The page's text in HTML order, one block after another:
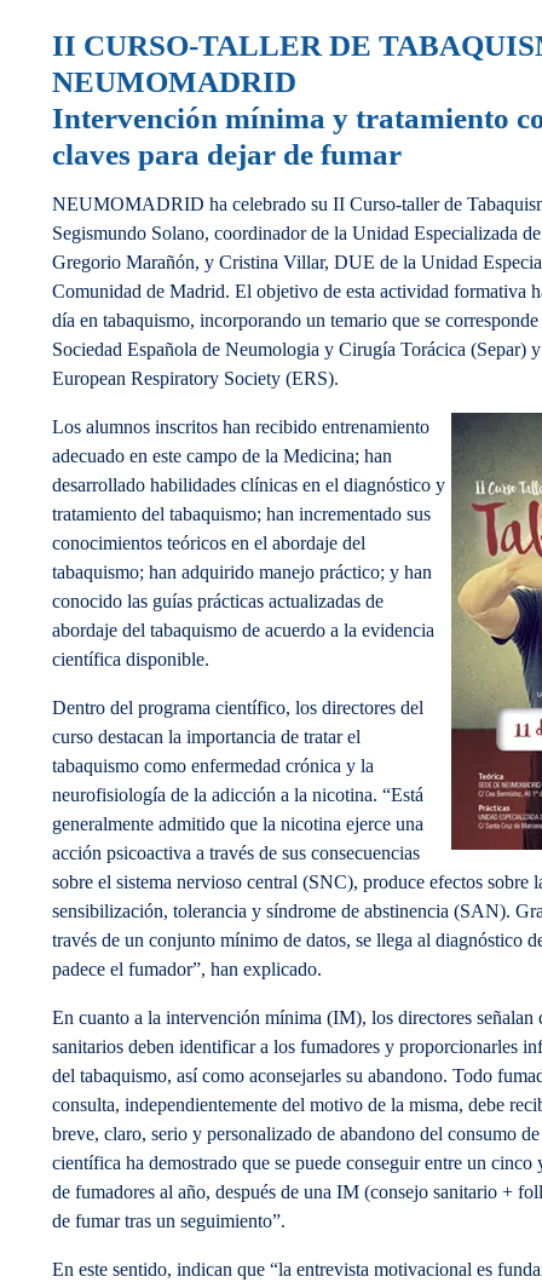
II CURSO-TALLER DE
NEUMOMADRID
Intervención mínima y tratamiento
claves para dejar de fumar
NEUMOMADRID ha celebrado su II Curso-taller de
Segismundo Solano, coordinador de la Unidad Especializada
Gregorio Marañón, y Cristina Villar, DUE de la Unidad
Comunidad de Madrid. El objetivo de esta actividad formativa
día en tabaquismo, incorporando un temario que se
Sociedad Española de Neumologia y Cirugía Torácica (Separ)
European Respiratory Society (ERS).
Los alumnos inscritos han recibido entrenamiento
adecuado en este campo de la Medicina; han
desarrollado habilidades clínicas en el diagnóstico y
tratamiento del tabaquismo; han incrementado sus
conocimientos teóricos en el abordaje del
tabaquismo; han adquirido manejo práctico; y han
conocido las guías prácticas actualizadas de
abordaje del tabaquismo de acuerdo a la evidencia
científica disponible.
Dentro del programa científico, los directores del
curso destacan la importancia de tratar el
tabaquismo como enfermedad crónica y la
neurofisiología de la adicción a la nicotina. “Está
generalmente admitido que la nicotina ejerce una
acción psicoactiva a través de sus consecuencias
sobre el sistema nervioso central (SNC), produce efectos sobre
sensibilización, tolerancia y síndrome de abstinencia (SAN).
través de un conjunto mínimo de datos, se llega al diagnóstico
padece el fumador”, han explicado.
En cuanto a la intervención mínima (IM), los directores señalan
sanitarios deben identificar a los fumadores y proporcionarles
del tabaquismo, así como aconsejarles su abandono. Todo
consulta, independientemente del motivo de la misma, debe
breve, claro, serio y personalizado de abandono del consumo
científica ha demostrado que se puede conseguir entre un
de fumadores al año, después de una IM (consejo sanitario +
de fumar tras un seguimiento”.
En este sentido, indican que “la entrevista motivacional es